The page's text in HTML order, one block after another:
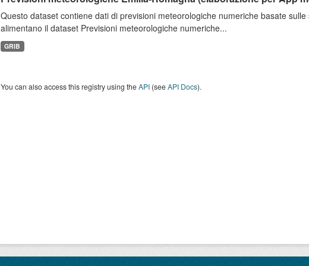
Questo dataset contiene dati di previsioni meteorologiche numeriche basate
alimentano il dataset Previsioni meteorologiche numeriche...
GRIB
You can also access this registry using theAPI(seeAPI Docs).